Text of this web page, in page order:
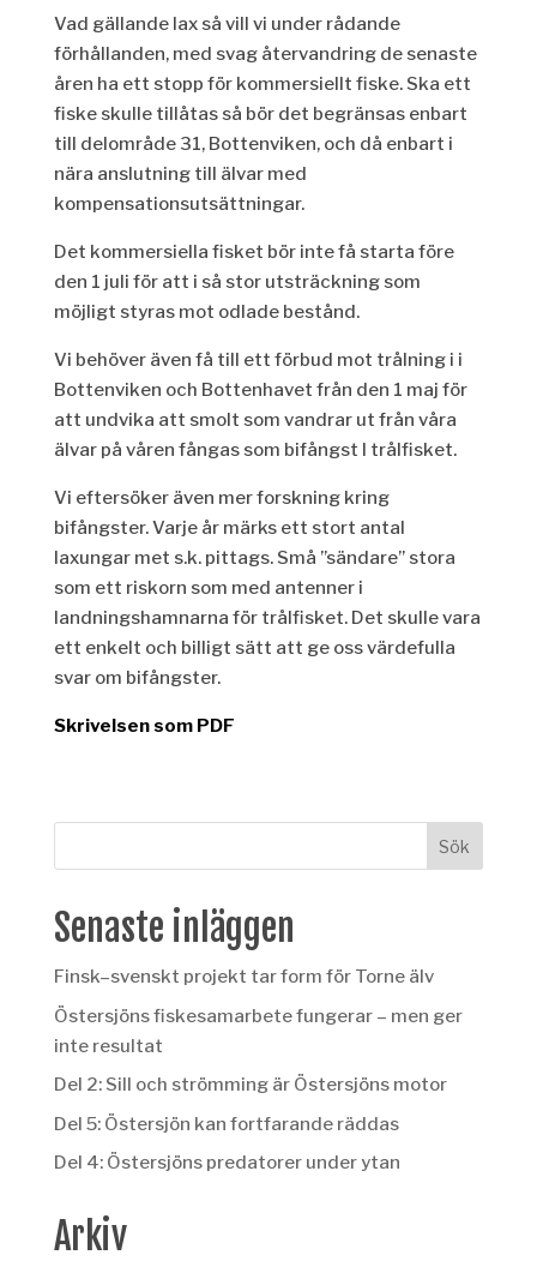
Vad gällande lax så vill vi under rådande
förhållanden, med svag återvandring de senaste
åren ha ett stopp för kommersiellt fiske. Ska ett
fiske skulle tillåtas så bör det begränsas enbart
till delområde 31, Bottenviken, och då enbart i
nära anslutning till älvar med
kompensationsutsättningar.
Det kommersiella fisket bör inte få starta före
den 1 juli för att i så stor utsträckning som
möjligt styras mot odlade bestånd.
Vi behöver även få till ett förbud mot trålning i i
Bottenviken och Bottenhavet från den 1 maj för
att undvika att smolt som vandrar ut från våra
älvar på våren fångas som bifångst I trålfisket.
Vi eftersöker även mer forskning kring
bifångster. Varje år märks ett stort antal
laxungar met s.k. pittags. Små ”sändare” stora
som ett riskorn som med antenner i
landningshamnarna för trålfisket. Det skulle vara
ett enkelt och billigt sätt att ge oss värdefulla
svar om bifångster.
Skrivelsen som PDF
Senaste inläggen
Finsk–svenskt projekt tar form för Torne älv
Östersjöns fiskesamarbete fungerar – men ger
inte resultat
Del 2: Sill och strömming är Östersjöns motor
Del 5: Östersjön kan fortfarande räddas
Del 4: Östersjöns predatorer under ytan
Arkiv